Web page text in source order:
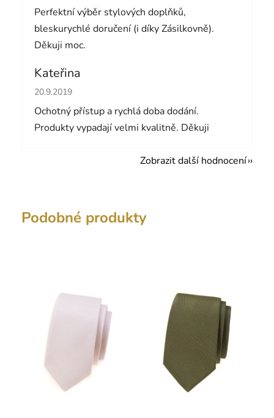
Perfektní výběr stylových doplňků,
bleskurychlé doručení (i díky Zásilkovně).
Děkuji moc.
Kateřina
Hodnocení obchodu je 5 z 5 hvězdiček.
20.9.2019
Ochotný přístup a rychlá doba dodání.
Produkty vypadají velmi kvalitně. Děkuji
Zobrazit další hodnocení
Podobné produkty